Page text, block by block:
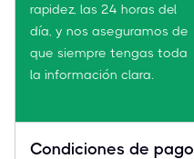
rapidez, las 24 horas del
día, y nos aseguramos de
que siempre tengas toda
la información clara.
Condiciones de pago